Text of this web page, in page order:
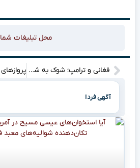
محل تبلیغات شما
فغانی و ترامپ؛ شوک به شمسایی! پشت پرده یک عکس جنجالی
آگهی فردا